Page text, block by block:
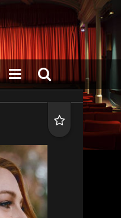
 
